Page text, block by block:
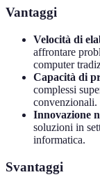
Vantaggi
Velocità di
affrontare
computer
Capacità di
complessi
convenzionali.
Innovazione
soluzioni in
informatica.
Svantaggi